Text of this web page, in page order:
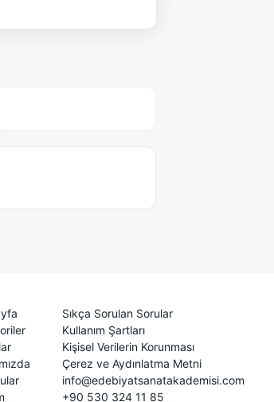
Sıkça Sorulan Sorular
Kullanım Şartları
Kişisel Verilerin Korunması
Çerez ve Aydınlatma Metni
info@edebiyatsanatakademisi.com
+90 530 324 11 85